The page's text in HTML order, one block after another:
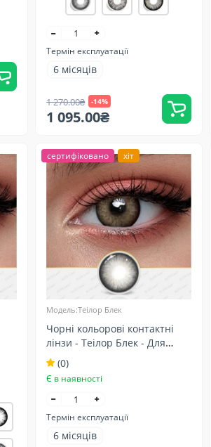
Термін експлуатації
6 місяців
1 270.00₴ -14%
1 095.00₴
сертифіковано хіт
Модель:Теілор Блек
Чорні кольорові контактні
лінзи - Теілор Блек - Для
темних та світлих очей -
Натуральні
(0)
Є в наявності
Термін експлуатації
6 місяців